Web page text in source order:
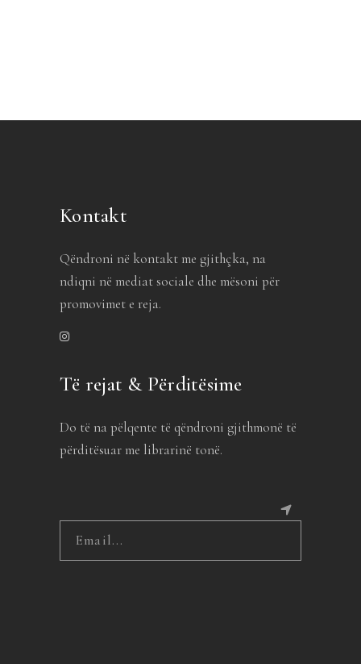
Kontakt
Qëndroni në kontakt me gjithçka, na
ndiqni në mediat sociale dhe mësoni për
promovimet e reja.
Të rejat & Përditësime
Do të na pëlqente të qëndroni gjithmonë të
përditësuar me librarinë tonë.